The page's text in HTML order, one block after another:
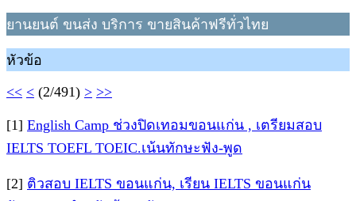
ยานยนต์ ขนส่ง บริการ ขายสินค้าฟรีทั่วไทย
หัวข้อ
<< < (2/491) > >>
[1] English Camp ช่วงปิดเทอมขอนแก่น , เตรียมสอบ
IELTS TOEFL TOEIC.เน้นทักษะฟัง-พูด
[2] ติวสอบ IELTS ขอนแก่น, เรียน IELTS ขอนแก่น